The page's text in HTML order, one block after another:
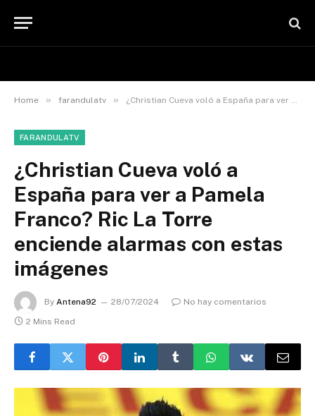
Home » farandulatv » ¿Christian Cueva voló a España para ver a Pamela Franco? Ric La Torre enciende alarmas con estas imágenes
FARANDULATV
¿Christian Cueva voló a
España para ver a Pamela
Franco? Ric La Torre
enciende alarmas con estas
imágenes
By Antena92 28/07/2024
No hay comentarios
2 Mins Read